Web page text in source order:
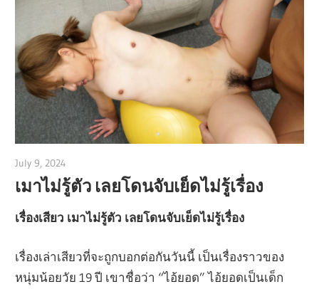
July 9, 2024
เมาไม่รู้ตัว เลยโดนจับเย็ดไม่รู้เรื่อง
เรื่องเสียว เมาไม่รู้ตัว เลยโดนจับเย็ดไม่รู้เรื่อง
เรื่องเล่าเสียวที่จะถูกบอกต่อกันวันนี้ เป็นเรื่องราวของ
หนุ่มน้อยวัย 19 ปี เขาชื่อว่า “ไอ้ยอด” ไอ้ยอดเป็นเด็ก